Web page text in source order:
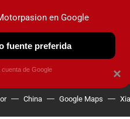
OBSERVATORIO
China Google Maps
×
en Google
fuente preferida
de Google